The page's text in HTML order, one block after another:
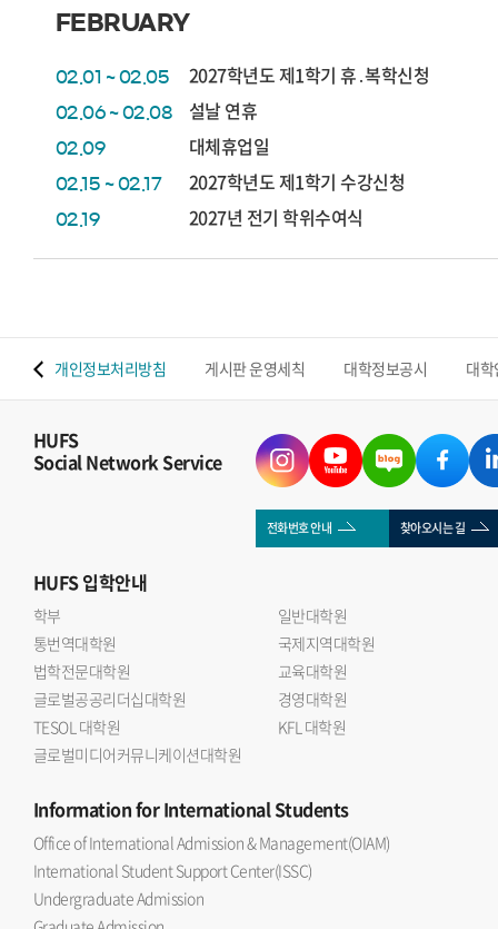
FEBRUARY
02.01 ~ 02.05 2027학년도 제1학기 휴․복학신청
02.06 ~ 02.08 설날 연휴
02.09 대체휴업일
02.15 ~ 02.17 2027학년도 제1학기 수강신청
02.19 2027년 전기 학위수여식
개인정보처리방침 게시판 운영세칙 대학정보공시 대
HUFS
Social Network Service
전화번호 안내 찾아오시는 길
HUFS입학안내
학부
일반대학원
통번역대학원
국제지역대학원
법학전문대학원
교육대학원
글로벌공공리더십대학원
경영대학원
TESOL 대학원
KFL 대학원
글로벌미디어커뮤니케이션대학원
Informationfor International Students
Office of International Admission & Management(OIAM)
International Student Support Center(ISSC)
Undergraduate Admission